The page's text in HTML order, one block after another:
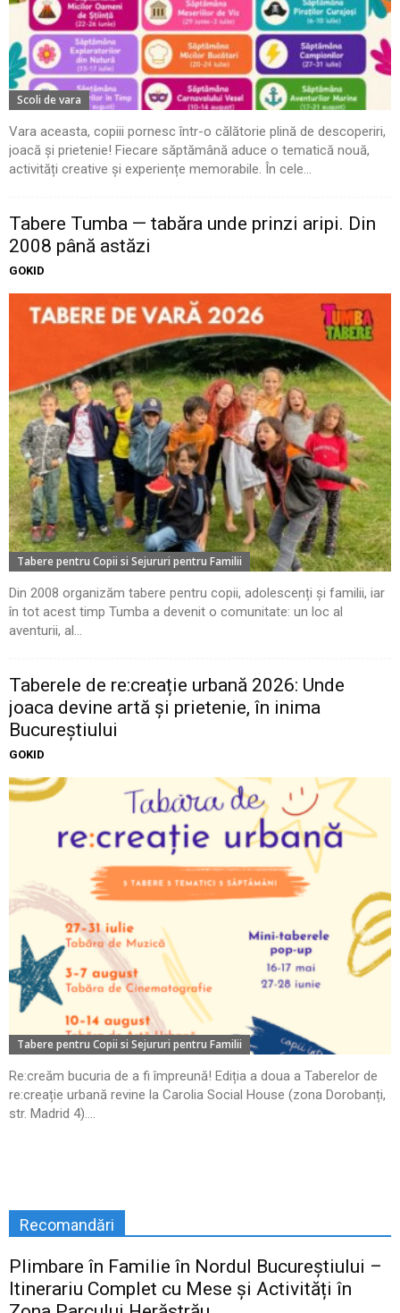
Scoli de vara
Vara aceasta, copiii pornesc într-o călătorie plină de descoperiri,
joacă și prietenie! Fiecare săptămână aduce o tematică nouă,
activități creative și experiențe memorabile. În cele...
Tabere Tumba — tabăra unde prinzi aripi. Din
2008 până astăzi
GOKID
Tabere pentru Copii si Sejururi pentru Familii
Din 2008 organizăm tabere pentru copii, adolescenți și familii, iar
în tot acest timp Tumba a devenit o comunitate: un loc al
aventurii, al...
Taberele de re:creație urbană 2026: Unde
joaca devine artă și prietenie, în inima
Bucureștiului
GOKID
Tabere pentru Copii si Sejururi pentru Familii
Re:creăm bucuria de a fi împreună! Ediția a doua a Taberelor de
re:creație urbană revine la Carolia Social House (zona Dorobanți,
str. Madrid 4)....
Recomandări
Plimbare în Familie în Nordul Bucureștiului –
Itinerariu Complet cu Mese și Activități în